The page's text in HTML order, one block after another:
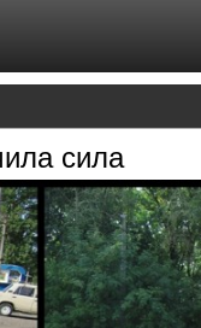
сила